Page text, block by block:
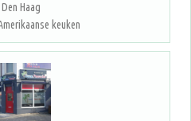
Den Haag
keuken